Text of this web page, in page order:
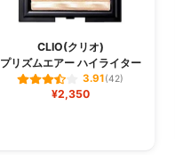
CLIO(クリオ)
プリズムエアー ハイライター
3.91(42)
¥2,350